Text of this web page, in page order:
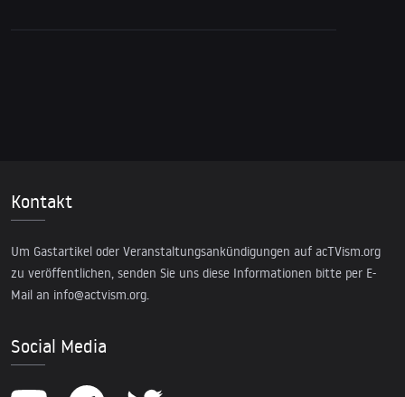
Kontakt
Um Gastartikel oder Veranstaltungsankündigungen auf acTVism.org
zu veröffentlichen, senden Sie uns diese Informationen bitte per E-
Mail an info@actvism.org.
Social Media